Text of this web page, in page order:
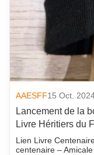
AAESFF15 Oct.
Lancement de la
Livre Héritiers du
Lien Livre
centenaire –